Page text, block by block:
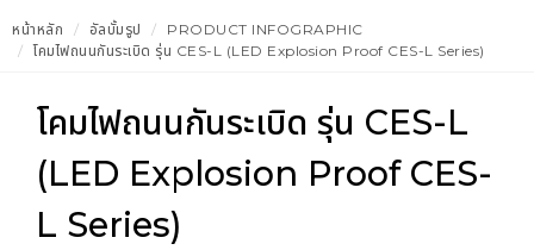
หน้าหลัก อัลบั้มรูป
PRODUCT INFOGRAPHIC
โคมไฟถนนกันระเบิด รุ่น CES-L (LED Explosion Proof CES-L Series)
โคมไฟถนนกันระเบิด รุ่น CES-L
(LED Explosion Proof CES-
L Series)